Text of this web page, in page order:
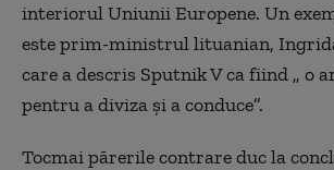
interiorul Uniunii Europene. Un
este prim-ministrul lituanian,
care a descris Sputnik V ca fiind „ o
pentru a diviza și a conduce”.
Tocmai părerile contrare duc la